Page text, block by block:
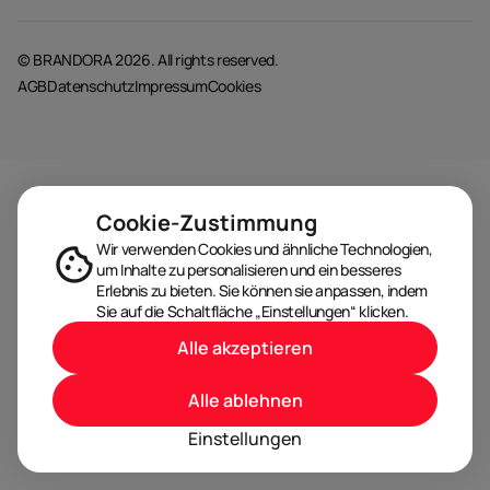
© BRANDORA 2026. All rights reserved.
AGBDatenschutzImpressumCookies
Cookie-Zustimmung
Wir verwenden Cookies und ähnliche Technologien,
um Inhalte zu personalisieren und ein besseres
Erlebnis zu bieten. Sie können sie anpassen, indem
Sie auf die Schaltfläche „Einstellungen“ klicken.
Einstellungen
Alle ablehnen
Alle akzeptieren